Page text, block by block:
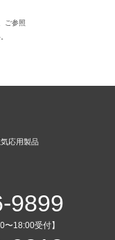
ご参照
応用製品
9899
〜18:00受付】